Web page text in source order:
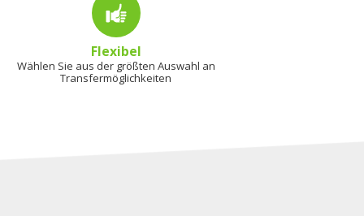
Flexibel
Wählen Sie aus der größten Auswahl an
Transfermöglichkeiten